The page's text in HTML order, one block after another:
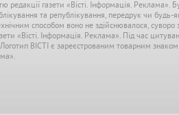
редакції газети «Вісті. Інформація. Реклама».
та републікування, передрук чи
способом воно не здійснювалося, суворо
«Вісті. Інформація. Реклама». Під час
ВІСТІ є зареєстрованим товарним